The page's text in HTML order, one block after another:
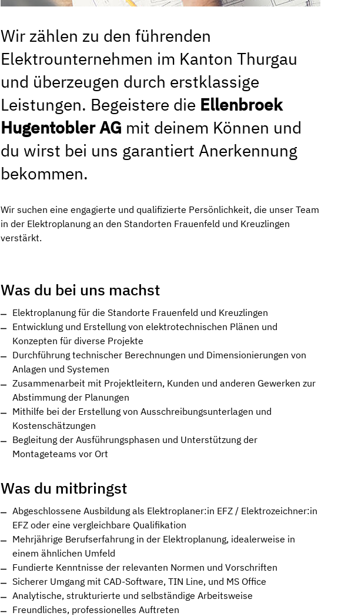
Wir zählen zu den führenden
Elektrounternehmen im Kanton Thurgau
und überzeugen durch erstklassige
Leistungen. Begeistere die Ellenbroek
Hugentobler AG mit deinem Können und
du wirst bei uns garantiert Anerkennung
bekommen.
Wir suchen eine engagierte und qualifizierte Persönlichkeit, die unser Team
in der Elektroplanung an den Standorten Frauenfeld und Kreuzlingen
verstärkt.
Was du bei uns machst
Elektroplanung für die Standorte Frauenfeld und Kreuzlingen
Entwicklung und Erstellung von elektrotechnischen Plänen und
Konzepten für diverse Projekte
Durchführung technischer Berechnungen und Dimensionierungen von
Anlagen und Systemen
Zusammenarbeit mit Projektleitern, Kunden und anderen Gewerken zur
Abstimmung der Planungen
Mithilfe bei der Erstellung von Ausschreibungsunterlagen und
Kostenschätzungen
Begleitung der Ausführungsphasen und Unterstützung der
Montageteams vor Ort
Was du mitbringst
Abgeschlossene Ausbildung als Elektroplaner:in EFZ / Elektrozeichner:in
EFZ oder eine vergleichbare Qualifikation
Mehrjährige Berufserfahrung in der Elektroplanung, idealerweise in
einem ähnlichen Umfeld
Fundierte Kenntnisse der relevanten Normen und Vorschriften
Sicherer Umgang mit CAD-Software, TIN Line, und MS Office
Analytische, strukturierte und selbständige Arbeitsweise
Freundliches, professionelles Auftreten